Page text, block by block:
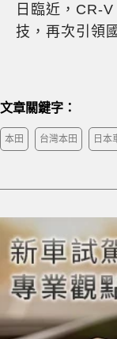
日臨近，CR-
技，再次引領
文章關鍵字：
本田 台灣本田 日本